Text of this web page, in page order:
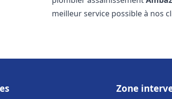
meilleur service possible à nos
Zone